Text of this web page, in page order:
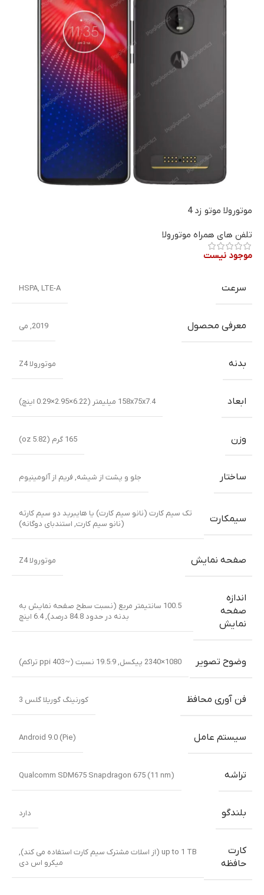
موتورولا موتو زد 4
تلفن های همراه موتورولا
موجود نیست
سرعت HSPA, LTE-A
معرفی محصول 2019
, می
بدنه موتورولا Z4
ابعاد 158x75x7.4 میلیمتر (6.22×2.95×0.29 اینچ)
وزن 165 گرم (5.82 oz)
ساختار جلو و پشت از شیشه, فریم از آلومینیوم
سیمکارت
تک سیم کارت (نانو سیم کارت) یا هایبرید دو سیم کارته
(نانو سیم کارت, استندبای دوگانه)
صفحه نمایش موتورولا Z4
اندازه
صفحه
نمایش
100.5 سانتیمتر مربع (نسبت سطح صفحه نمایش به
بدنه در حدود 84.8 درصد)
,6.4 اینچ
وضوح تصویر 1080×2340 پیکسل ,19.5:9 نسبت (~403 ppi تراکم)
فن آوری محافظ کورنینگ گوریلا گلس 3
سیستم عامل Android 9.0 (Pie)
تراشه Qualcomm SDM675 Snapdragon 675 (11 nm)
بلندگو دارد
کارت
حافظه
up to 1 TB (از اسلات مشترک سیم کارت استفاده می کند)
,
میکرو اس دی